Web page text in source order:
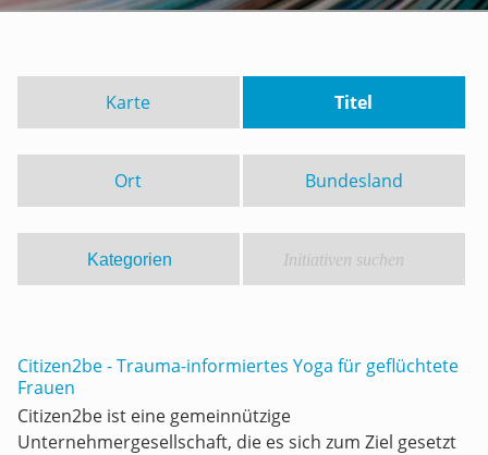
Karte Titel
Ort Bundesland
Citizen2be - Trauma-informiertes Yoga für geflüchtete
Frauen
Citizen2be ist eine gemeinnützige
Unternehmergesellschaft, die es sich zum Ziel gesetzt